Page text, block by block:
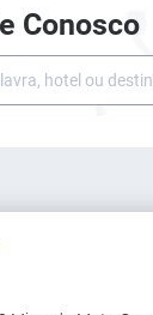
Conosco